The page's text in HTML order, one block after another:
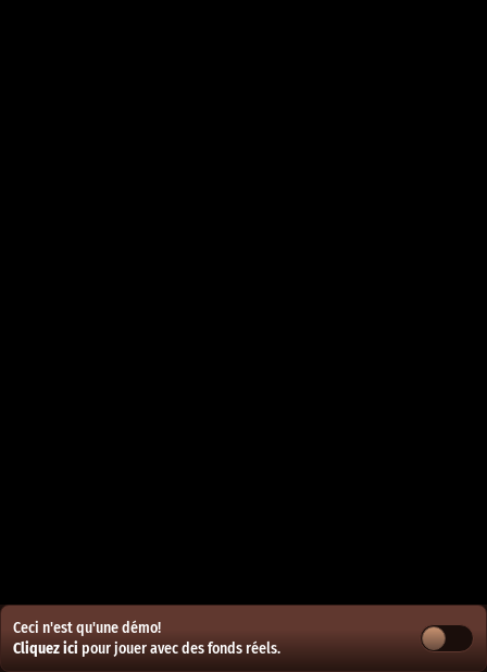
Ceci n'est qu'une démo!
Cliquez ici pour jouer avec des fonds réels.